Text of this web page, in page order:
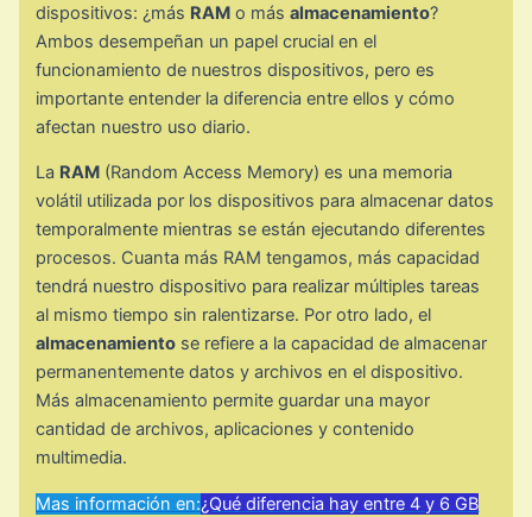
dispositivos: ¿más RAM o másalmacenamiento?
Ambos desempeñan un papel crucial en el
funcionamiento de nuestros dispositivos, pero es
importante entender la diferencia entre ellos y cómo
afectan nuestro uso diario.
La RAM (Random Access Memory) es una memoria
volátil utilizada por los dispositivos para almacenar datos
temporalmente mientras se están ejecutando diferentes
procesos. Cuanta más RAM tengamos, más capacidad
tendrá nuestro dispositivo para realizar múltiples tareas
al mismo tiempo sin ralentizarse. Por otro lado, el
almacenamiento se refiere a la capacidad de almacenar
permanentemente datos y archivos en el dispositivo.
Más almacenamiento permite guardar una mayor
cantidad de archivos, aplicaciones y contenido
multimedia.
Mas información en:¿Qué diferencia hay entre 4 y 6 GB